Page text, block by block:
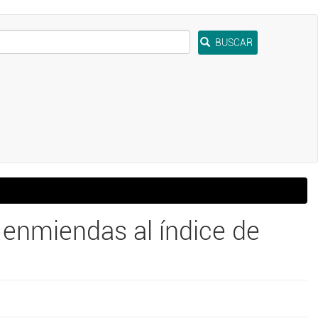
BUSCAR
al índice de